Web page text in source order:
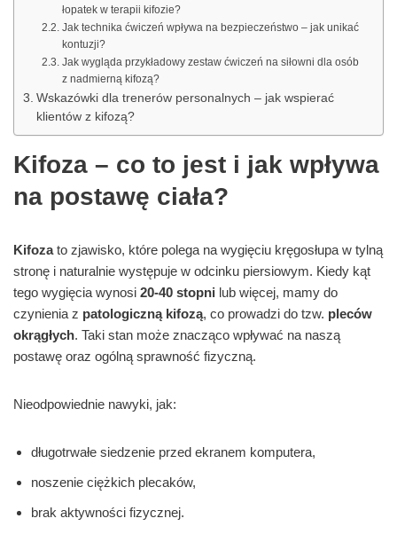
łopatek w terapii kifozie?
Jak technika ćwiczeń wpływa na bezpieczeństwo – jak unikać
kontuzji?
Jak wygląda przykładowy zestaw ćwiczeń na siłowni dla osób
z nadmierną kifozą?
Wskazówki dla trenerów personalnych – jak wspierać
klientów z kifozą?
Kifoza – co to jest i jak wpływa
na postawę ciała?
Kifozato zjawisko, które polega na wygięciu kręgosłupa w tylną
stronę i naturalnie występuje w odcinku piersiowym. Kiedy kąt
tego wygięcia wynosi 20-40 stopni lub więcej, mamy do
czynienia z patologiczną kifozą, co prowadzi do tzw. pleców
okrągłych. Taki stan może znacząco wpływać na naszą
postawę oraz ogólną sprawność fizyczną.
Nieodpowiednie nawyki, jak:
długotrwałe siedzenie przed ekranem komputera,
noszenie ciężkich plecaków,
brak aktywności fizycznej.